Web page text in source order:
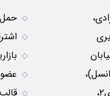
نبش کوچه موسوی۲،